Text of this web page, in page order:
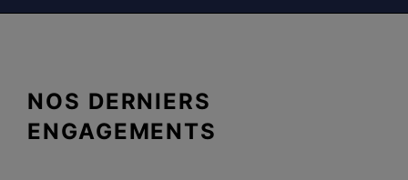
NOS DERNIERS
ENGAGEMENTS